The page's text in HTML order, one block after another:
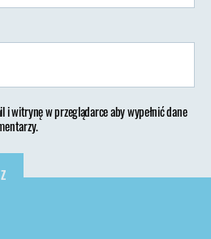
i witrynę w przeglądarce aby wypełnić dane